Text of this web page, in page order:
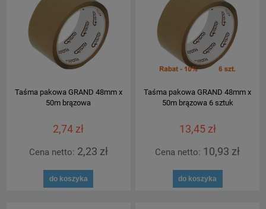
Taśma pakowa GRAND 48mm x
50m brązowa
2,74 zł
Cena netto: 2,23 zł
do koszyka
Taśma pakowa GRAND 48mm x
50m brązowa 6 sztuk
13,45 zł
Cena netto: 10,93 zł
do koszyka